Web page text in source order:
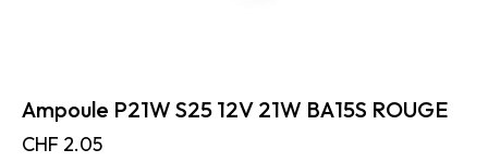
Ampoule P21W S25 12V 21W BA15S ROUGE
CHF 2.05